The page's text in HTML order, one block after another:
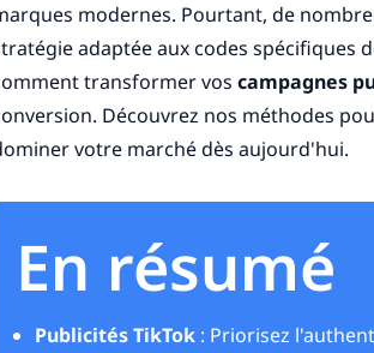
modernes. Pourtant, de
adaptée aux codes spécifiques
transformer voscampagnes
Découvrez nos méthodes
votre marché dès aujourd'hui.
En résumé
Publicités TikTok : Priorisez